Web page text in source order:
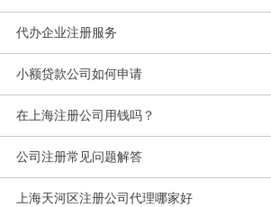
代办企业注册服务
小额贷款公司如何申请
在上海注册公司用钱吗？
公司注册常见问题解答
上海天河区注册公司代理哪家好